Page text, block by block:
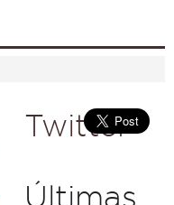
Twitter
Últimas